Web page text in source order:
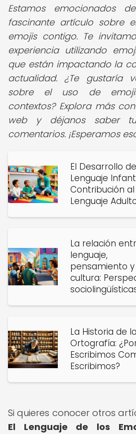
Estamos emocionados
fascinante artículo sobre
emojis contigo. Te
experiencia utilizando
que están impactando la
actualidad. ¿Te gustaría
sobre el uso de
contextos? Explora más
web y déjanos saber
comentarios. ¡Esperamos
El Desarrollo
Lenguaje
Contribución al
Lenguaje
La relación
lenguaje,
pensamiento y
cultura:
La Historia de la
Ortografía:
Escribimos
Escribimos?
Si quieres conocer otros
El Lenguaje de los